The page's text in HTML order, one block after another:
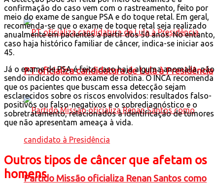
PT oficializa candidatura de Lula à Presidência
Partido Missão oficializa Renan Santos como
confirmação do caso vem com o rastreamento, feito por
meio do exame de sangue PSA e do toque retal. Em geral,
recomenda-se que o exame de toque retal seja realizado
anualmente em pacientes a partir dos 50 anos. No entanto,
caso haja histórico familiar de câncer, indica-se iniciar aos
45.
Já o exame de PSA é feito caso haja alguma anomalia, não
sendo indicado como exame de rotina. O INCA recomenda
que os pacientes que buscam essa detecção sejam
esclarecidos sobre os riscos envolvidos: resultados falso-
positivos ou falso-negativos e o sobrediagnóstico e o
sobretratamento, relacionados à identificação de tumores
que não apresentam ameaça à vida.
Outros tipos de câncer que afetam os
homens